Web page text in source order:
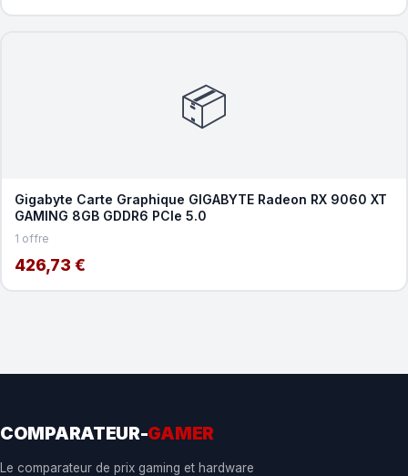
📦
Gigabyte Carte Graphique GIGABYTE Radeon RX 9060 XT
GAMING 8GB GDDR6 PCIe 5.0
1 offre
426,73 €
COMPARATEUR-GAMER
Le comparateur de prix gaming et hardware